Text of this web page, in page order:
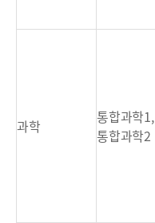
과학
통합과학1,
통합과학2